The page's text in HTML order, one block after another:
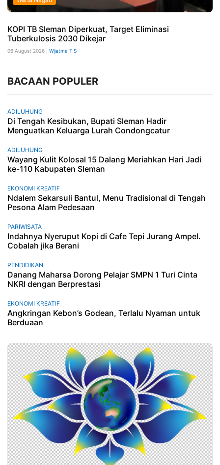
KOPI TB Sleman Diperkuat, Target Eliminasi
Tuberkulosis 2030 Dikejar
06 August 2026 | Wijatma T S
BACAAN POPULER
ADILUHUNG
Di Tengah Kesibukan, Bupati Sleman Hadir
Menguatkan Keluarga Lurah Condongcatur
ADILUHUNG
Wayang Kulit Kolosal 15 Dalang Meriahkan Hari Jadi
ke-110 Kabupaten Sleman
EKONOMI KREATIF
Ndalem Sekarsuli Bantul, Menu Tradisional di Tengah
Pesona Alam Pedesaan
PARIWISATA
Indahnya Nyeruput Kopi di Cafe Tepi Jurang Ampel.
Cobalah jika Berani
PENDIDIKAN
Danang Maharsa Dorong Pelajar SMPN 1 Turi Cinta
NKRI dengan Berprestasi
EKONOMI KREATIF
Angkringan Kebon’s Godean, Terlalu Nyaman untuk
Berduaan